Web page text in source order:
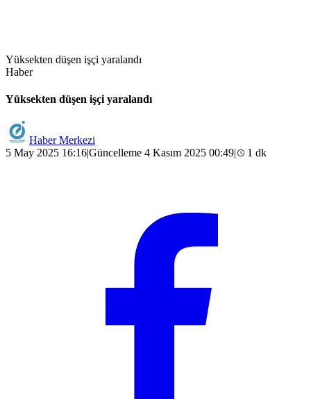
Yüksekten düşen işçi yaralandı
Haber
Yüksekten düşen işçi yaralandı
Haber Merkezi
5 May 2025 16:16|Güncelleme 4 Kasım 2025 00:49| 1 dk